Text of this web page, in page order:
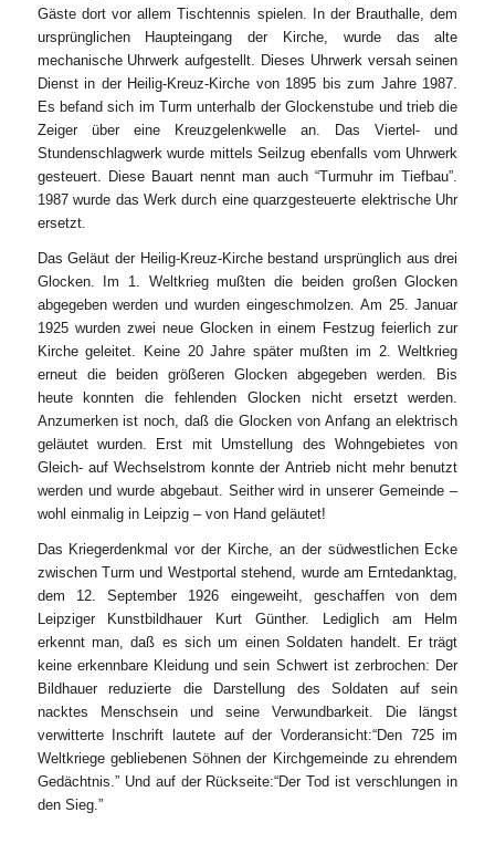
Gäste dort vor allem Tischtennis spielen. In der Brauthalle, dem
ursprünglichen Haupteingang der Kirche, wurde das alte
mechanische Uhrwerk aufgestellt. Dieses Uhrwerk versah seinen
Dienst in der Heilig-Kreuz-Kirche von 1895 bis zum Jahre 1987.
Es befand sich im Turm unterhalb der Glockenstube und trieb die
Zeiger über eine Kreuzgelenkwelle an. Das Viertel- und
Stundenschlagwerk wurde mittels Seilzug ebenfalls vom Uhrwerk
gesteuert. Diese Bauart nennt man auch “Turmuhr im Tiefbau”.
1987 wurde das Werk durch eine quarzgesteuerte elektrische Uhr
ersetzt.
Das Geläut der Heilig-Kreuz-Kirche bestand ursprünglich aus drei
Glocken. Im 1. Weltkrieg mußten die beiden großen Glocken
abgegeben werden und wurden eingeschmolzen. Am 25. Januar
1925 wurden zwei neue Glocken in einem Festzug feierlich zur
Kirche geleitet. Keine 20 Jahre später mußten im 2. Weltkrieg
erneut die beiden größeren Glocken abgegeben werden. Bis
heute konnten die fehlenden Glocken nicht ersetzt werden.
Anzumerken ist noch, daß die Glocken von Anfang an elektrisch
geläutet wurden. Erst mit Umstellung des Wohngebietes von
Gleich- auf Wechselstrom konnte der Antrieb nicht mehr benutzt
werden und wurde abgebaut. Seither wird in unserer Gemeinde –
wohl einmalig in Leipzig – von Hand geläutet!
Das Kriegerdenkmal vor der Kirche, an der südwestlichen Ecke
zwischen Turm und Westportal stehend, wurde am Erntedanktag,
dem 12. September 1926 eingeweiht, geschaffen von dem
Leipziger Kunstbildhauer Kurt Günther. Lediglich am Helm
erkennt man, daß es sich um einen Soldaten handelt. Er trägt
keine erkennbare Kleidung und sein Schwert ist zerbrochen: Der
Bildhauer reduzierte die Darstellung des Soldaten auf sein
nacktes Menschsein und seine Verwundbarkeit. Die längst
verwitterte Inschrift lautete auf der Vorderansicht:“Den 725 im
Weltkriege gebliebenen Söhnen der Kirchgemeinde zu ehrendem
Gedächtnis.” Und auf der Rückseite:“Der Tod ist verschlungen in
den Sieg.”